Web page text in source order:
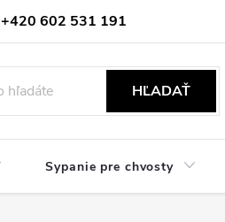
+420 602 531 191
Obchodné oznámenie
HĽADAŤ
Sypanie pre chvosty